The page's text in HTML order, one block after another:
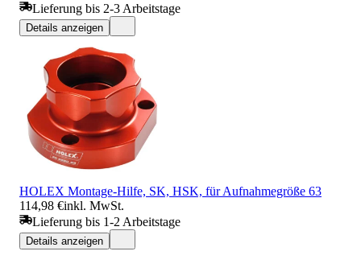
Lieferung bis 2-3 Arbeitstage
Details anzeigen
HOLEX Montage-Hilfe, SK, HSK, für Aufnahmegröße 63
114,98 €inkl. MwSt.
Lieferung bis 1-2 Arbeitstage
Details anzeigen